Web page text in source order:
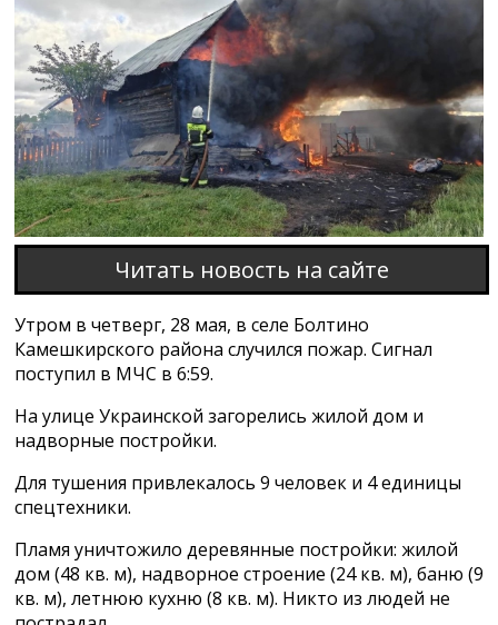
Читать новость на сайте
Утром в четверг, 28 мая, в селе Болтино
Камешкирского района случился пожар. Сигнал
поступил в МЧС в 6:59.
На улице Украинской загорелись жилой дом и
надворные постройки.
Для тушения привлекалось 9 человек и 4 единицы
спецтехники.
Пламя уничтожило деревянные постройки: жилой
дом (48 кв. м), надворное строение (24 кв. м), баню (9
кв. м), летнюю кухню (8 кв. м). Никто из людей не